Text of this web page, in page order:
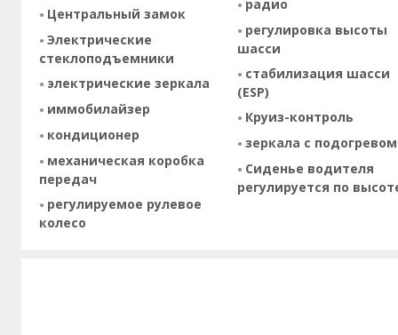
Центральный замок
Электрические
стеклоподъемники
электрические зеркала
иммобилайзер
кондиционер
механическая коробка
передач
регулируемое рулевое
колесо
радио
регулировка высоты
шасси
стабилизация шасси
(ESP)
Круиз-контроль
зеркала с подогревом
Сиденье водителя
регулируется по